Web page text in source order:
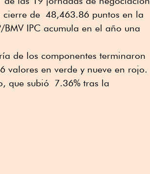
cierre de 48,463.86 puntos en la
IPC acumula en el año una
de los componentes terminaron
valores en verde y nueve en rojo.
que subió 7.36% tras la